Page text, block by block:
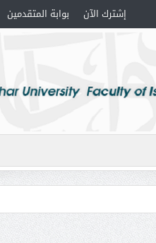
إشترك الآن بوابة المتقدمين